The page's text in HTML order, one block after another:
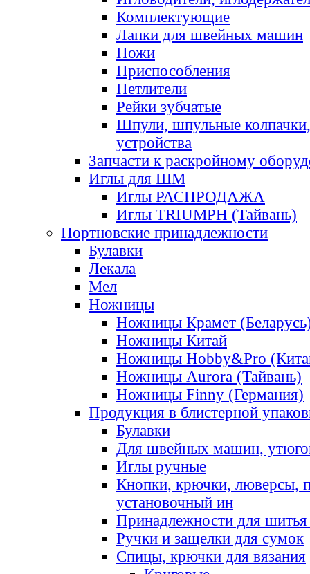
Комплектующие
Лапки для швейных машин
Ножи
Приспособления
Петлители
Рейки зубчатые
Шпули, шпульные
устройства
Запчасти к раскройному
Иглы для ШМ
Иглы РАСПРОДАЖА
Иглы TRIUMPH (Тайвань)
Портновские принадлежности
Булавки
Лекала
Мел
Ножницы
Ножницы Крамет
Ножницы Китай
Ножницы Hobby&Pro
Ножницы Aurora (Тайвань)
Ножницы Finny (Германия)
Продукция в блистерной
Булавки
Для швейных машин,
Иглы ручные
Кнопки, крючки, люверсы,
установочный ин
Принадлежности для шитья
Ручки и защелки для сумок
Спицы, крючки для вязания